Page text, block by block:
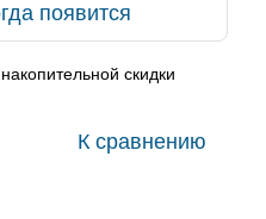
появится
скидки
К сравнению